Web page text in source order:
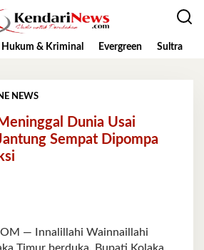
Hukum & Kriminal Evergreen Sultra
NEWSBupati
Meninggal
Dunia
Usai
Tak
Dunia Usai
Sempat Dipompa
— Innalillahi Wainnaillahi